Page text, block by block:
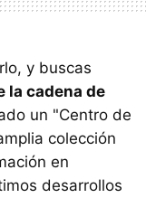
y buscas
la cadena de
un "Centro de
colección
en
desarrollos